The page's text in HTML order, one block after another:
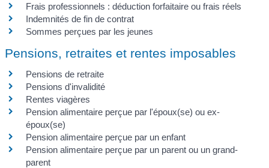
Frais professionnels : déduction forfaitaire ou frais réels
Indemnités de fin de contrat
Sommes perçues par les jeunes
Pensions, retraites et rentes imposables
Pensions de retraite
Pensions d'invalidité
Rentes viagères
Pension alimentaire perçue par l'époux(se) ou ex-
époux(se)
Pension alimentaire perçue par un enfant
Pension alimentaire perçue par un parent ou un grand-
parent